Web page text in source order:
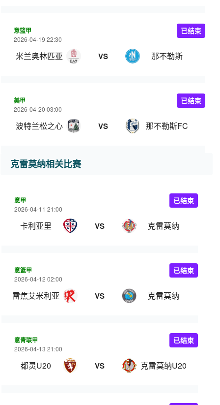
意篮甲
2026-04-19 22:30
米兰奥林匹亚 VS 那不勒斯
已结束
美甲
2026-04-20 03:00
波特兰松之心 VS 那不勒斯FC
已结束
克雷莫纳相关比赛
意甲
2026-04-11 21:00
卡利亚里 VS 克雷莫纳
已结束
意篮甲
2026-04-12 02:00
雷焦艾米利亚 VS 克雷莫纳
已结束
意青联甲
2026-04-13 21:00
都灵U20 VS 克雷莫纳U20
已结束